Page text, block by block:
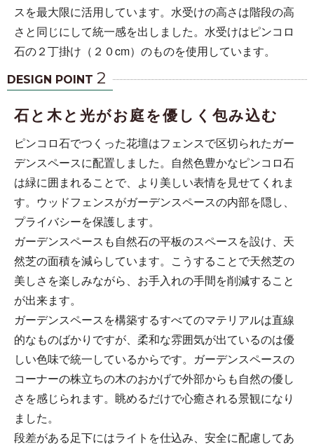
スを最大限に活用しています。水受けの高さは階段の高
さと同じにして統一感を出しました。水受けはピンコロ
石の２丁掛け（２０cm）のものを使用しています。
DESIGN POINT 2
石と木と光がお庭を優しく包み込む
ピンコロ石でつくった花壇はフェンスで区切られたガー
デンスペースに配置しました。自然色豊かなピンコロ石
は緑に囲まれることで、より美しい表情を見せてくれま
す。ウッドフェンスがガーデンスペースの内部を隠し、
プライバシーを保護します。
ガーデンスペースも自然石の平板のスペースを設け、天
然芝の面積を減らしています。こうすることで天然芝の
美しさを楽しみながら、お手入れの手間を削減すること
が出来ます。
ガーデンスペースを構築するすべてのマテリアルは直線
的なものばかりですが、柔和な雰囲気が出ているのは優
しい色味で統一しているからです。ガーデンスペースの
コーナーの株立ちの木のおかげで外部からも自然の優し
さを感じられます。眺めるだけで心癒される景観になり
ました。
段差がある足下にはライトを仕込み、安全に配慮してあ